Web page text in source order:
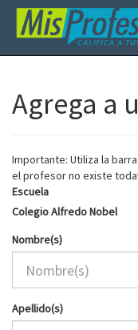
Agrega a
Importante: Utiliza la
el profesor no existe
Escuela
Colegio Alfredo Nobel
Nombre(s)
Apellido(s)